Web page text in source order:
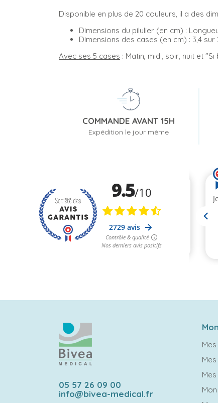
Disponible en plus de 20 couleurs, il a des
Dimensions du pilulier (en cm) :
Dimensions des cases (en cm) : 3,4
Avec ses 5 cases : Matin, midi, soir, nuit et
COMMANDE AVANT 15H
Expédition le jour même
05 57 26 09 00
info@bivea-medical.fr